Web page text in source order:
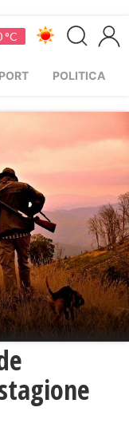
°C
POLITICA